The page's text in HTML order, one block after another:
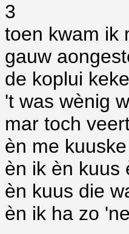
3
toen kwam ik
gauw
de koplui
't was wènig
mar toch
èn me
èn ik èn kuus
èn kuus die
èn ik ha zo